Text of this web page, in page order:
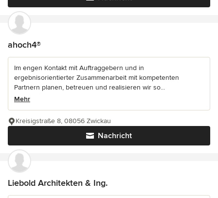
ahoch4®
Im engen Kontakt mit Auftraggebern und in
ergebnisorientierter Zusammenarbeit mit kompetenten
Partnern planen, betreuen und realisieren wir so...
Mehr
Nachricht
Kreisigstraße 8, 08056 Zwickau
Liebold Architekten & Ing.